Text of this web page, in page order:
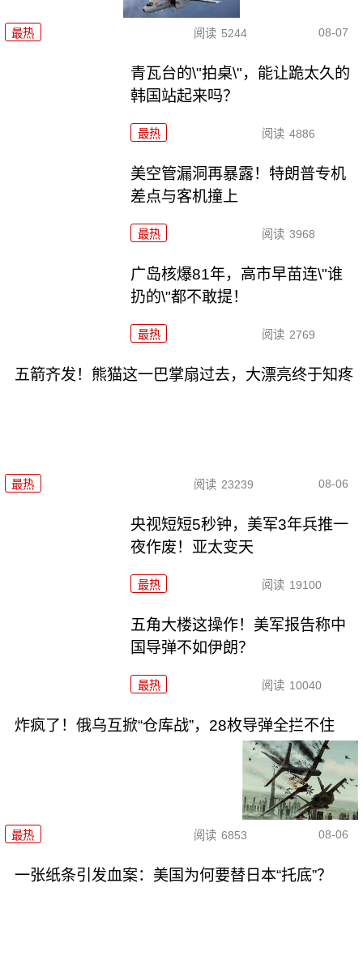
最热 阅读 5244 08-07
青瓦台的\"拍桌\"，能让跪太久的
韩国站起来吗？
最热 阅读 4886
美空管漏洞再暴露！特朗普专机
差点与客机撞上
最热 阅读 3968
广岛核爆81年，高市早苗连\"谁
扔的\"都不敢提！
最热 阅读 2769
五箭齐发！熊猫这一巴掌扇过去，大漂亮终于知疼
最热 阅读 23239 08-06
央视短短5秒钟，美军3年兵推一
夜作废！亚太变天
最热 阅读 19100
五角大楼这操作！美军报告称中
国导弹不如伊朗？
最热 阅读 10040
炸疯了！俄乌互掀“仓库战”，28枚导弹全拦不住
最热 阅读 6853 08-06
一张纸条引发血案：美国为何要替日本“托底”？